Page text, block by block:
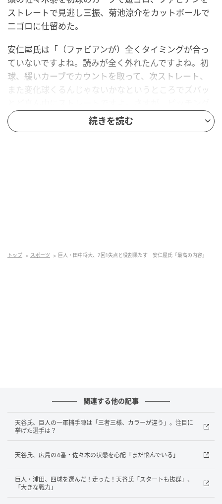
ストレートで見逃し三振、菊池涼介をカットボールで
二ゴロに仕留めた。
安仁屋氏は「（ファビアンが）全くタイミングが合っ
ていないですよね。読みが全く外れたんですよね。初
球、緩いカーブでカウントを取って、次ストレート、
また変化球くるんじゃないかなというところでズバッ
がうまいですよね。佐々木に対しても初球、インサイ
ドの緩いカーブから入ったんですよね」と評価。
元記事で読む
続きを読む
トップ スポーツ 巨人・田中将大、7回1失点と役割果たす 安仁屋氏「最高の内容」
関連する他の記事
天谷氏、巨人の一軍捕手陣は「三者三様、カラーが違う」。注目に
挙げた選手は？
天谷氏、広島の4番・佐々木の状態を心配「まだ悩んでいる」
巨人・浦田、四球を選んだ！走った！天谷氏「スタートも抜群」、
「大きな戦力」